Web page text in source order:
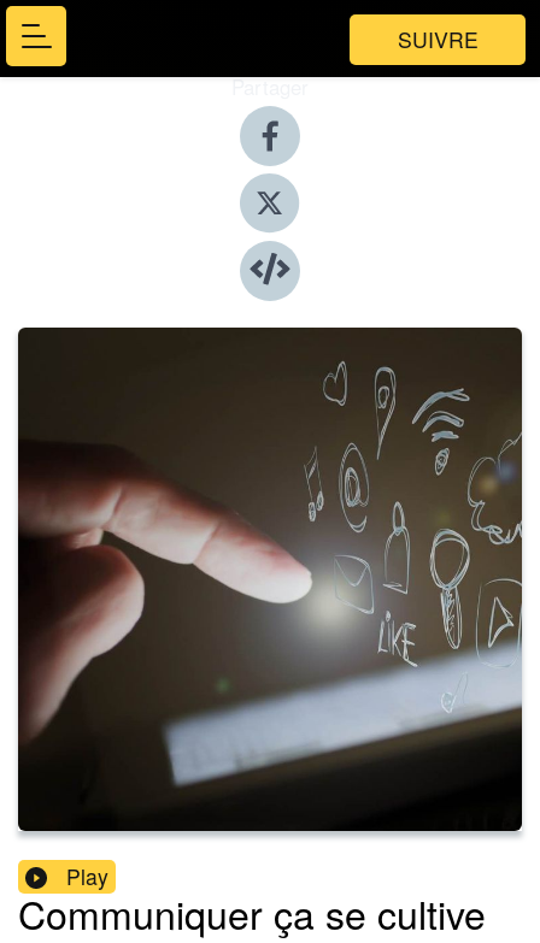
SUIVRE
Partager
Play
Communiquer ça se cultive